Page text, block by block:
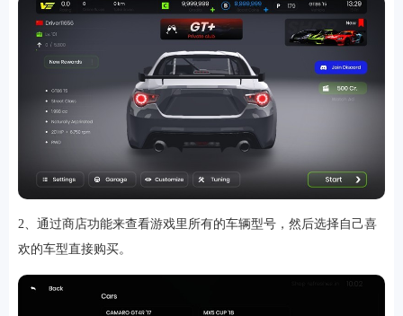
软件
2、通过商店功能来查看游戏里所有的车辆型号，然后选择自己喜
欢的车型直接购买。